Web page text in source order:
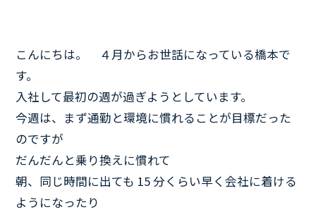
こんにちは。 ４月からお世話になっている橋本で
す。
入社して最初の週が過ぎようとしています。
今週は、まず通勤と環境に慣れることが目標だった
のですが
だんだんと乗り換えに慣れて
朝、同じ時間に出ても 15 分くらい早く会社に着ける
ようになったり